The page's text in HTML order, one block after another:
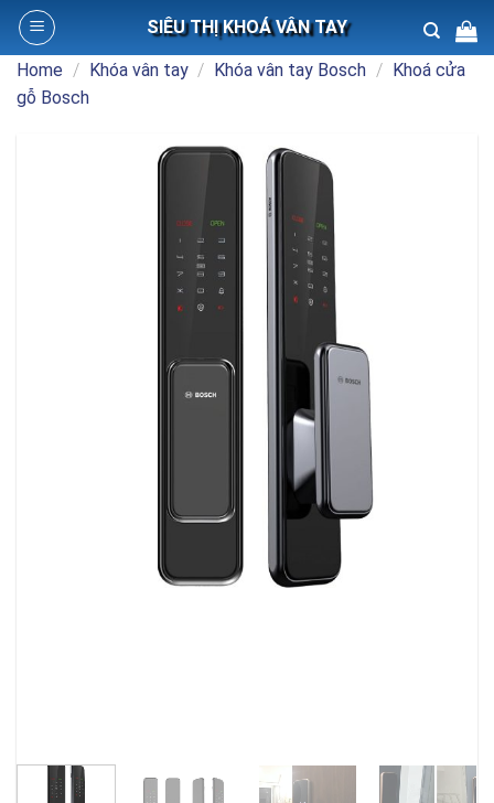
Skip
content
SIÊU THỊ KHOÁ VÂN TAY
Search
Home / Khóa vân tay / Khóa vân tay Bosch / Khoá cửa
gỗ Bosch